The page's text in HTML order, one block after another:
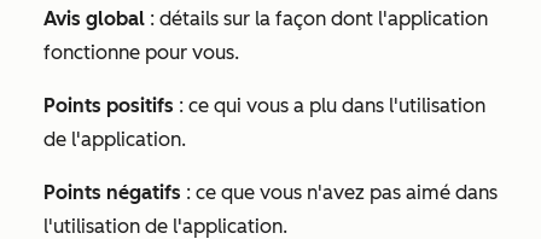
Avis global : détails sur la façon dont l'application
fonctionne pour vous.
Points positifs : ce qui vous a plu dans l'utilisation
de l'application.
Points négatifs : ce que vous n'avez pas aimé dans
l'utilisation de l'application.